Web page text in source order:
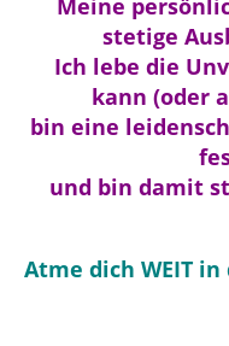
Meine
stetige
Ich lebe die
kann (oder
bin eine
und bin damit
Atme dich WEIT